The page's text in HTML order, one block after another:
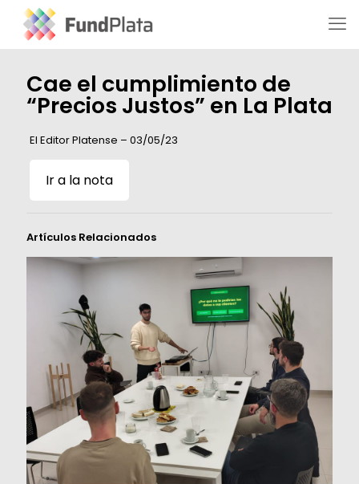
Cae el cumplimiento de
“Precios Justos” en La Plata
El Editor Platense – 03/05/23
Ir a la nota
Artículos Relacionados